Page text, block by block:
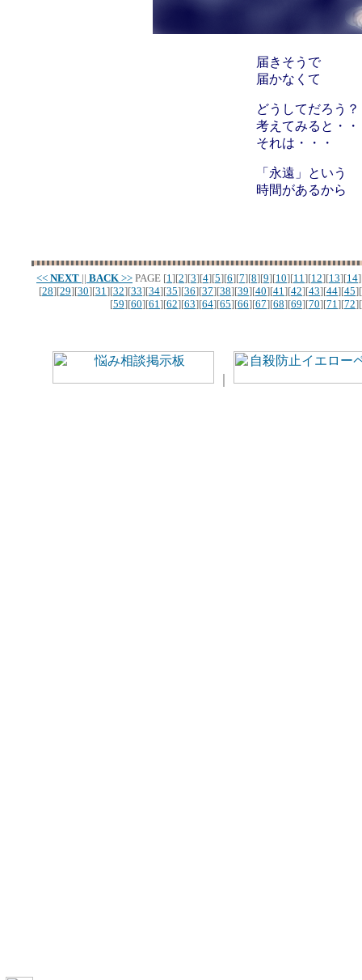
届きそうで
届かなくて
どうしてだろう？
考えてみると・・
それは・・・
「永遠」という
時間があるから
<< NEXT || BACK >> PAGE [1][2][3][4][5][6][7][8][9][10][11][12][13][14
[28][29][30][31][32][33][34][35][36][37][38][39][40][41][42][43][44][45][
[59][60][61][62][63][64][65][66][67][68][69][70][71][72][